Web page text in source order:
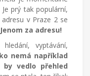
prý tak populární,
v Praze 2 se
Jenom za adresu!
vyptávání,
nemá například
vedlo přehled